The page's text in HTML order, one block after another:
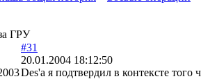
ГРУ
#31
20.01.2004 18:12:50
Des'a я подтвердил в контексте